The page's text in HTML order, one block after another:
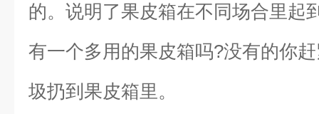
的。说明了果皮箱在不同场合里起
有一个多用的果皮箱吗?没有的你
圾扔到果皮箱里。